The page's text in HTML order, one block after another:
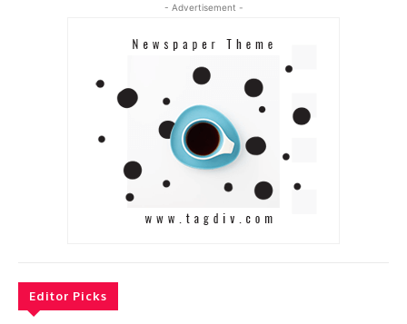
Kokshetau
Байланыс
- Advertisement -
Editor Picks